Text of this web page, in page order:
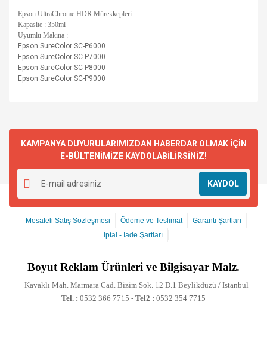
Epson UltraChrome HDR Mürekkepleri
Kapasite : 350ml
Uyumlu Makina :
Epson SureColor SC-P6000
Epson SureColor SC-P7000
Epson SureColor SC-P8000
Epson SureColor SC-P9000
KAMPANYA DUYURULARIMIZDAN HABERDAR OLMAK İÇİN
E-BÜLTENİMİZE KAYDOLABİLİRSİNİZ!
KAYDOL
Mesafeli Satış Sözleşmesi Ödeme ve Teslimat
Garanti Şartları
İptal - İade Şartları
Boyut Reklam Ürünleri ve Bilgisayar Malz.
Kavaklı Mah. Marmara Cad. Bizim Sok. 12 D.1 Beylikdüzü / Istanbul
Tel. : 0532 366 7715 - Tel2 : 0532 354 7715